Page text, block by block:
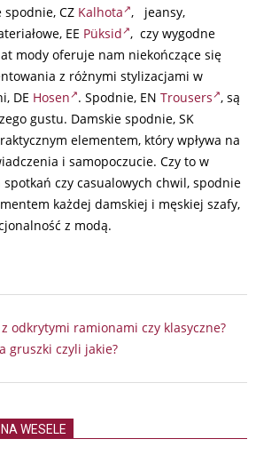
CZ Kalhota , jeansy,
EE Püksid , czy wygodne
mody oferuje nam niekończące się
z różnymi stylizacjami w
DE Hosen . Spodnie, EN Trousers , są
gustu. Damskie spodnie, SK
elementem, który wpływa na
i samopoczucie. Czy to w
czy casualowych chwil, spodnie
każdej damskiej i męskiej szafy,
z modą.
odkrytymi ramionami czy klasyczne?
gruszki czyli jakie?
WESELE